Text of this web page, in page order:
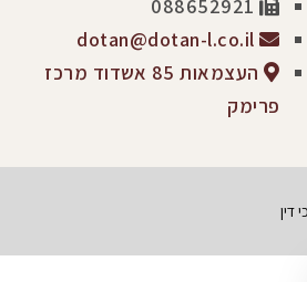
העצמאות 85 אשדוד מרכז
פרימק